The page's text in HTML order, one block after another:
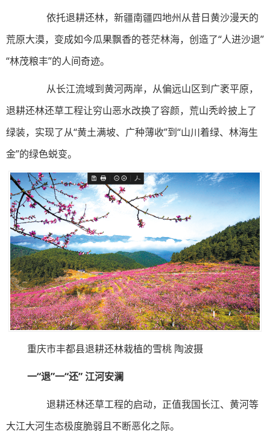
依托退耕还林，新疆南疆四地州从昔日黄沙漫天的
荒原大漠，变成如今瓜果飘香的苍茫林海，创造了“人进沙退”
“林茂粮丰”的人间奇迹。
从长江流域到黄河两岸，从偏远山区到广袤平原，
退耕还林还草工程让穷山恶水改换了容颜，荒山秃岭披上了
绿装，实现了从“黄土满坡、广种薄收”到“山川着绿、林海生
金”的绿色蜕变。
重庆市丰都县退耕还林栽植的雪桃 陶波摄
一“退”一“还” 江河安澜
退耕还林还草工程的启动，正值我国长江、黄河等
大江大河生态极度脆弱且不断恶化之际。